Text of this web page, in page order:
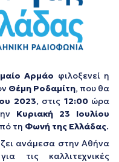
Αρμάο φιλοξενεί η
Θέμη Ροδαμίτη, που θα
2023, στις 12:00 ώρα
Κυριακή 23 Ιουλίου
τη Φωνή της Ελλάδας.
ανάμεσα στην Αθήνα
τις καλλιτεχνικές